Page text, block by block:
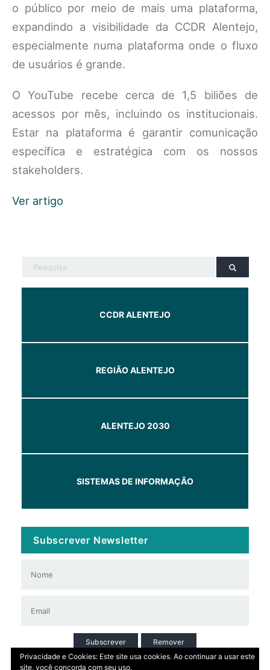
o público por meio de mais uma plataforma,
expandindo a visibilidade da CCDR Alentejo,
especialmente numa plataforma onde o fluxo
de usuários é grande.
O YouTube recebe cerca de 1,5 biliões de
acessos por mês, incluindo os institucionais.
Estar na plataforma é garantir comunicação
específica e estratégica com os nossos
stakeholders.
Ver artigo
CCDR ALENTEJO
REGIÃO ALENTEJO
ALENTEJO 2030
SISTEMAS DE INFORMAÇÃO
Subscrever Newsletter
Subscrever
Remover
Privacidade e Cookies: Este site usa cookies. Ao continuar a usar este
site, você concorda com seu uso.